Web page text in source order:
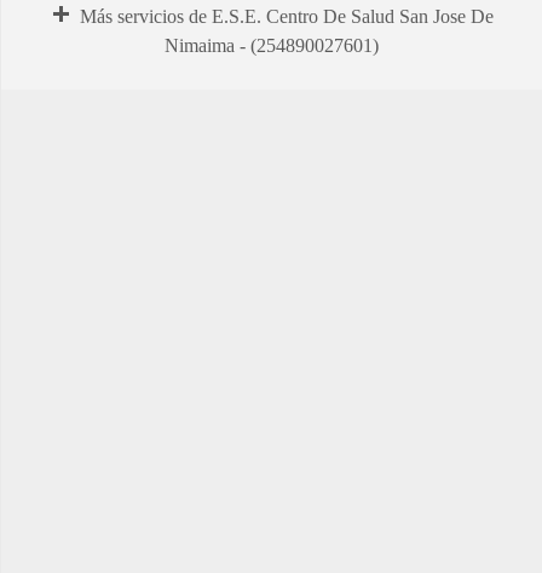
Más servicios de E.S.E. Centro De Salud San Jose De
Nimaima - (254890027601)